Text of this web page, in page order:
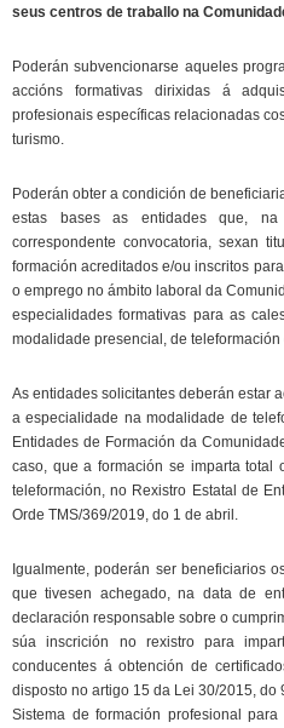
seus centros de traballo na
Poderán subvencionarse aqueles
accións formativas dirixidas á
profesionais específicas relacionadas
turismo.
Poderán obter a condición de
estas bases as entidades que,
correspondente convocatoria, sexan
formación acreditados e/ou inscritos
o emprego no ámbito laboral da
especialidades formativas para as
modalidade presencial, de teleformación
As entidades solicitantes deberán estar
a especialidade na modalidade de
Entidades de Formación da
caso, que a formación se imparta total
teleformación, no Rexistro Estatal de
Orde TMS/369/2019, do 1 de abril.
Igualmente, poderán ser beneficiarios
que tivesen achegado, na data de
declaración responsable sobre o
súa inscrición no rexistro para
conducentes á obtención de
disposto no artigo 15 da Lei 30/2015,
Sistema de formación profesional